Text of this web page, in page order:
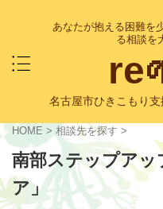
あなたが抱える困難を
る相談を
名古屋市ひきこもり
HOME > 相談先を探す >
南部ステップア
ア」